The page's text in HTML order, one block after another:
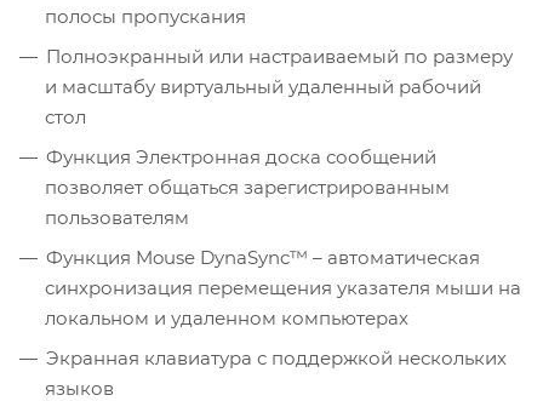
полосы пропускания
Полноэкранный или настраиваемый по размеру
и масштабу виртуальный удаленный рабочий
стол
Функция Электронная доска сообщений
позволяет общаться зарегистрированным
пользователям
Функция Mouse DynaSync™ – автоматическая
синхронизация перемещения указателя мыши на
локальном и удаленном компьютерах
Экранная клавиатура с поддержкой нескольких
языков